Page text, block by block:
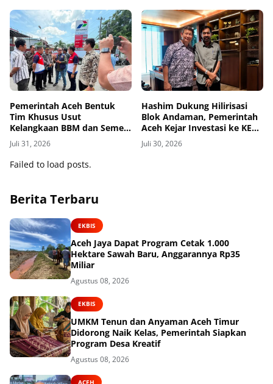
Pemerintah Aceh Bentuk
Tim Khusus Usut
Kelangkaan BBM dan Semen,
Polisi Dilibatkan
Juli 31, 2026
Hashim Dukung Hilirisasi
Blok Andaman, Pemerintah
Aceh Kejar Investasi ke KEK
Arun
Juli 30, 2026
Failed to load posts.
Berita Terbaru
EKBIS
Aceh Jaya Dapat Program Cetak 1.000
Hektare Sawah Baru, Anggarannya Rp35
Miliar
Agustus 08, 2026
EKBIS
UMKM Tenun dan Anyaman Aceh Timur
Didorong Naik Kelas, Pemerintah Siapkan
Program Desa Kreatif
Agustus 08, 2026
ACEH